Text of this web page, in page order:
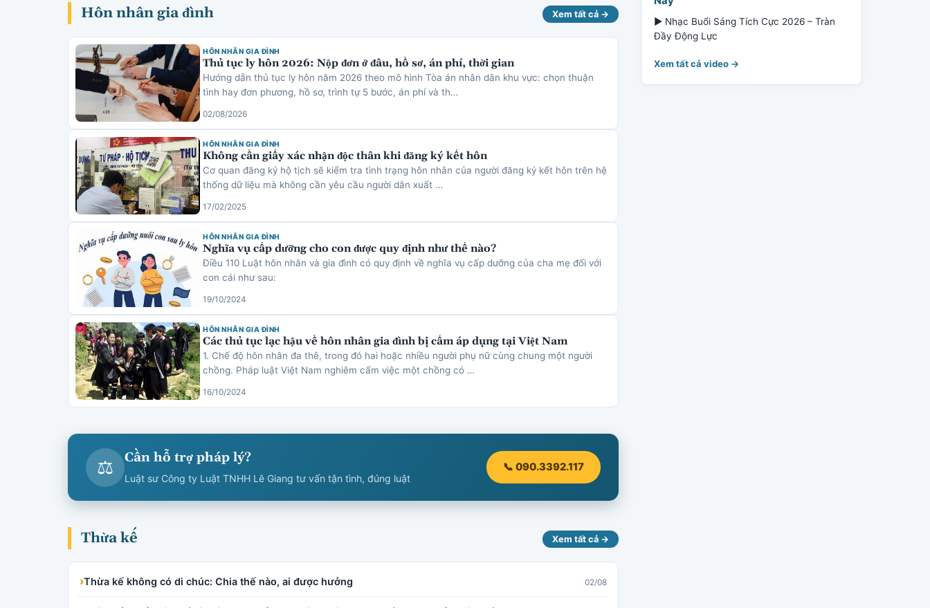
Hôn nhân gia đình Xem tất cả →
HÔN NHÂN GIA ĐÌNH
Thủ tục ly hôn 2026: Nộp đơn ở đâu, hồ sơ, án phí, thời gian
Hướng dẫn thủ tục ly hôn năm 2026 theo mô hình Tòa án nhân dân khu vực: chọn thuận
tình hay đơn phương, hồ sơ, trình tự 5 bước, án phí và th…
02/08/2026
HÔN NHÂN GIA ĐÌNH
Không cần giấy xác nhận độc thân khi đăng ký kết hôn
Cơ quan đăng ký hộ tịch sẽ kiểm tra tình trạng hôn nhân của người đăng ký kết hôn trên hệ
thống dữ liệu mà không cần yêu cầu người dân xuất …
17/02/2025
HÔN NHÂN GIA ĐÌNH
Nghĩa vụ cấp dưỡng cho con được quy định như thế nào?
Điều 110 Luật hôn nhân và gia đình có quy định về nghĩa vụ cấp dưỡng của cha mẹ đối với
con cái như sau:
19/10/2024
HÔN NHÂN GIA ĐÌNH
Các thủ tục lạc hậu về hôn nhân gia đình bị cấm áp dụng tại Việt Nam
1. Chế độ hôn nhân đa thê, trong đó hai hoặc nhiều người phụ nữ cùng chung một người
chồng. Pháp luật Việt Nam nghiêm cấm việc một chồng có …
16/10/2024
⚖ Cần hỗ trợ pháp lý?
Luật sư Công ty Luật TNHH Lê Giang tư vấn tận tình, đúng luật
📞 090.3392.117
Thừa kế Xem tất cả →
›Thừa kế không có di chúc: Chia thế nào, ai được hưởng 02/08
▶ Nhạc Buổi Sáng Tích Cực 2026 – Tràn
Đầy Động Lực
Xem tất cả video →